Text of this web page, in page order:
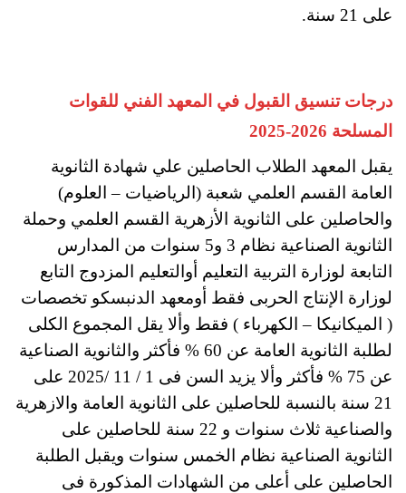
على 21 سنة.
درجات تنسيق القبول في المعهد الفني للقوات
المسلحة 2026-2025
يقبل المعهد الطلاب الحاصلين علي شهادة الثانوية
العامة القسم العلمي شعبة (الرياضيات – العلوم)
والحاصلين على الثانوية الأزهرية القسم العلمي وحملة
الثانوية الصناعية نظام 3 و5 سنوات من المدارس
التابعة لوزارة التربية التعليم أوالتعليم المزدوج التابع
لوزارة الإنتاج الحربى فقط أومعهد الدنبسكو تخصصات
( الميكانيكا – الكهرباء ) فقط وألا يقل المجموع الكلى
لطلبة الثانوية العامة عن 60 % فأكثر والثانوية الصناعية
عن 75 % فأكثر وألا يزيد السن فى 1 / 11 /2025 على
21 سنة بالنسبة للحاصلين على الثانوية العامة والازهرية
والصناعية ثلاث سنوات و 22 سنة للحاصلين على
الثانوية الصناعية نظام الخمس سنوات ويقبل الطلبة
الحاصلين على أعلى من الشهادات المذكورة فى